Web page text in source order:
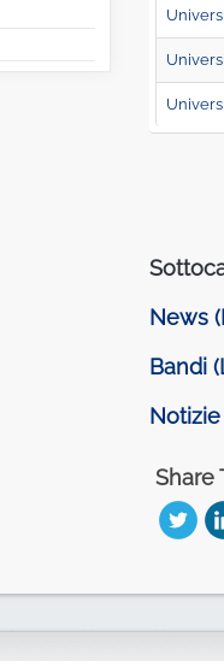
News
Bandi
Notizie
Share